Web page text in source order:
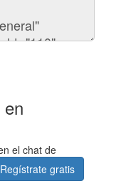
el chat de
Regístrate gratis